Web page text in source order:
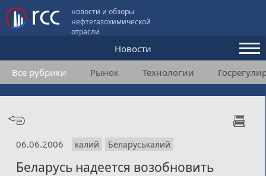
новости и обзоры
нефтегазохимической
отрасли
Новости
Аналитика и мнения
Конференции
Подписка
Все рубрики Рынок Технологии
06.06.2006 калий Беларуськалий
Беларусь надеется возобновить